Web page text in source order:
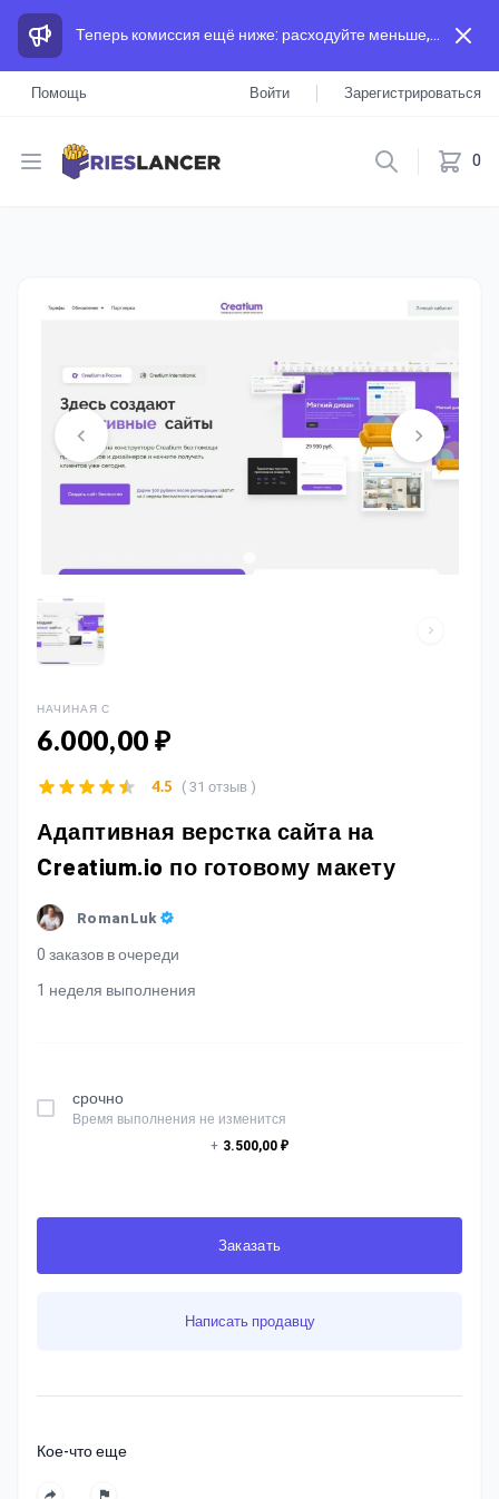
Теперь комиссия ещё ниже: расходуйте меньше, а зарабатывайте больше, чем на других площадках.
Помощь Войти Зарегистрироваться
Open menu 0
НАЧИНАЯ С
6.000,00 ₽
Адаптивная верстка сайта на
Creatium.io по готовому макету
RomanLuk
0 заказов в очереди
1 неделя выполнения
4.5 ( 31 отзыв )
срочно
Время выполнения не изменится
+ 3.500,00 ₽
Заказать
Написать продавцу
Кое-что еще